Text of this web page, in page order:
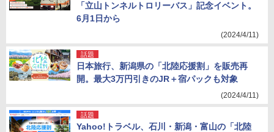
「立山トンネルトロリーバス」記念イベント。
6月1日から
(2024/4/11)
話題
日本旅行、新潟県の「北陸応援割」を販売再
開。最大3万円引きのJR＋宿パックも対象
(2024/4/11)
話題
Yahoo!トラベル、石川・新潟・富山の「北陸